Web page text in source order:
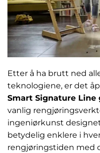
Etter å ha brutt ned
teknologiene, er det
Smart Signature Line
vanlig
ingeniørkunst
betydelig enklere i
rengjøringstiden med